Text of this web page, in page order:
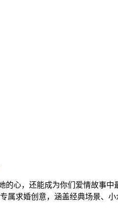
心，还能成为你们爱情故事
求婚创意，涵盖经典场景、